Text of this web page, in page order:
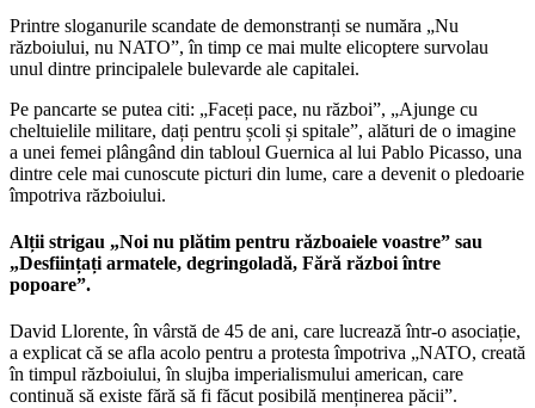
Printre sloganurile scandate de demonstranți se număra „Nu
războiului, nu NATO”, în timp ce mai multe elicoptere survolau
unul dintre principalele bulevarde ale capitalei.
Pe pancarte se putea citi: „Faceți pace, nu război”, „Ajunge cu
cheltuielile militare, dați pentru școli și spitale”, alături de o imagine
a unei femei plângând din tabloul Guernica al lui Pablo Picasso, una
dintre cele mai cunoscute picturi din lume, care a devenit o pledoarie
împotriva războiului.
Alții strigau „Noi nu plătim pentru războaiele voastre” sau
„Desființați armatele, degringoladă, Fără război între
popoare”.
David Llorente, în vârstă de 45 de ani, care lucrează într-o asociație,
a explicat că se afla acolo pentru a protesta împotriva „NATO, creată
în timpul războiului, în slujba imperialismului american, care
continuă să existe fără să fi făcut posibilă menținerea păcii”.